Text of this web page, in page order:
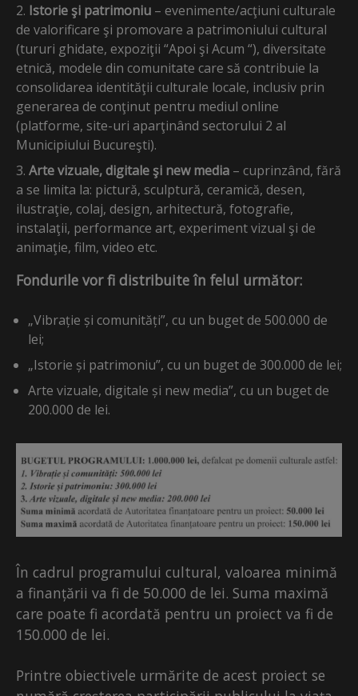
Istorie şi patrimoniu – evenimente/acţiuni culturale
de valorificare şi promovare a patrimoniului cultural
(tururi ghidate, expoziţii “Apoi şi Acum “), diversitate
etnică, modele din comunitate care să contribuie la
consolidarea identităţii culturale locale, inclusiv prin
generarea de conţinut pentru mediul online
(platforme, site-uri aparţinând sectorului 2 al
Municipiului Bucureşti).
Arte vizuale, digitale şi new media – cuprinzând, fără
a se limita la: pictură, sculptură, ceramică, desen,
ilustraţie, colaj, design, arhitectură, fotografie,
instalaţii, performance art, experiment vizual şi de
animaţie, film, video etc.
Fondurile vor fi distribuite în felul următor:
„Vibrație și comunități”, cu un buget de 500.000 de
lei;
„Istorie și patrimoniu”, cu un buget de 300.000 de lei;
Arte vizuale, digitale și new media”, cu un buget de
200.000 de lei.
În cadrul programului cultural, valoarea minimă
a finanțării va fi de 50.000 de lei. Suma maximă
care poate fi acordată pentru un proiect va fi de
150.000 de lei.
Printre obiectivele urmărite de acest proiect se